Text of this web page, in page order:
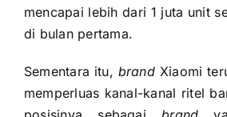
mencapai lebih dari 1 juta unit
di bulan pertama.
Sementara itu, brand Xiaomi
memperluas kanal-kanal ritel